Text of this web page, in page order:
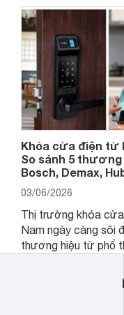
Khóa cửa điện tử
So sánh 5 thương
Bosch, Demax,
03/06/2026
Thị trường khóa
Nam ngày càng sôi
thương hiệu từ phổ
cửa điện tử hãng
sẽ so sánh 5